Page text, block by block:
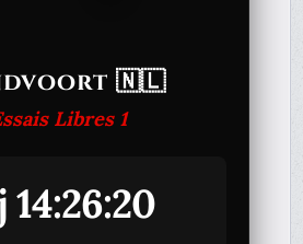
🇳🇱
Libres 1
14:26:20